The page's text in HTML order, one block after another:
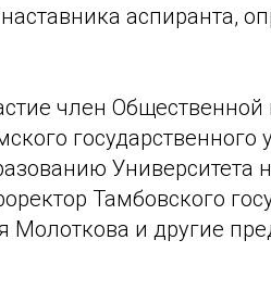
аспиранта,
член
государственного
Университета
Тамбовского
Молоткова и другие